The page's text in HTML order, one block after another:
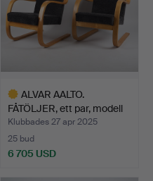
ALVAR AALTO.
FÅTÖLJER, ett par, modell
34 …
Klubbades 27 apr 2025
25 bud
6 705 USD